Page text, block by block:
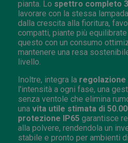
pianta. Lo spettro completo
lavorare con la stessa
dalla crescita alla fioritura,
compatti, piante più
questo con un consumo
mantenere una resa
livello.
Inoltre, integra la regolazione
l'intensità a ogni fase, una
senza ventole che elimina
una vita utile stimata di
protezione IP65 garantisce
alla polvere, rendendola un
stabile e pronto per ambienti